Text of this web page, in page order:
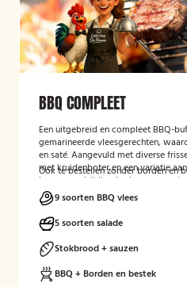
BBQ COMPLEET
Een uitgebreid en compleet BBQ-
gemarineerde vleesgerechten,
en saté. Aangevuld met diverse
met kruidenboter en een variatie
luxe en veelzijdige barbecue-
evenementen.
Ook te bestellen zonder borden en
9 soorten BBQ vlees
5 soorten salade
Stokbrood + sauzen
BBQ + Borden en bestek